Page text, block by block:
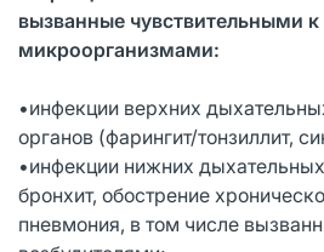
вызванные чувствительными
микроорганизмами:
•инфекции верхних
органов (фарингит/тонзиллит,
•инфекции нижних
бронхит, обострение
пневмония, в том числе